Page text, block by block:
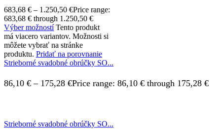
683,68 € – 1.250,50 €Price range:
683,68 € through 1.250,50 €
Výber možností Tento produkt
má viacero variantov. Možnosti si
môžete vybrať na stránke
produktu. Pridať na porovnanie
Strieborné svadobné obrúčky SO...
86,10 € – 175,28 €Price range: 86,10 € through 175,28 €
Strieborné svadobné obrúčky SO...